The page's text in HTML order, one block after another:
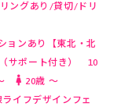
ングあり/貸切/ドリ
ンあり【東北・北
サポート付き） 10
20歳 〜
イフデザインフェ